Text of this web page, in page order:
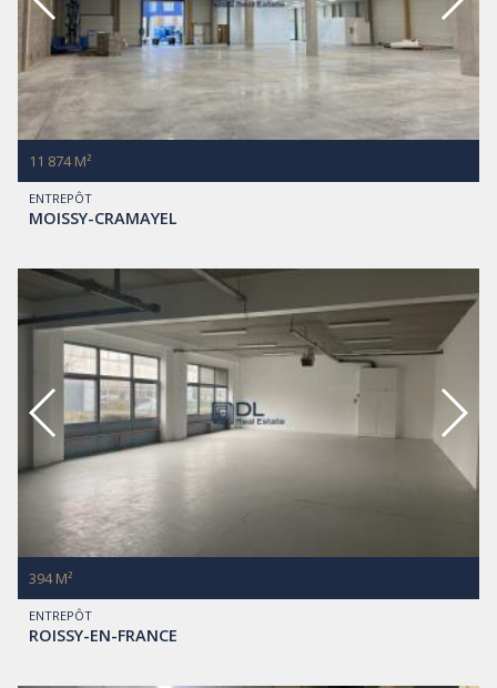
ENTREPÔT
MOISSY-CRAMAYEL
11 874 M²
ENTREPÔT
ROISSY-EN-FRANCE
394 M²